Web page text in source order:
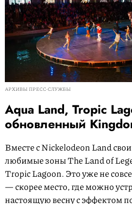
АРХИВЫ ПРЕСС-СЛУЖБЫ
Aqua Land, Tropic
обновленный
Вместе с Nickelodeon Land
любимые зоны The Land of
Tropic Lagoon. Это уже не
— скорее место, где можно
настоящую весну с эффектом